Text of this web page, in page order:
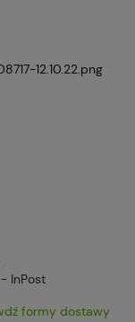
- InPost
formy dostawy